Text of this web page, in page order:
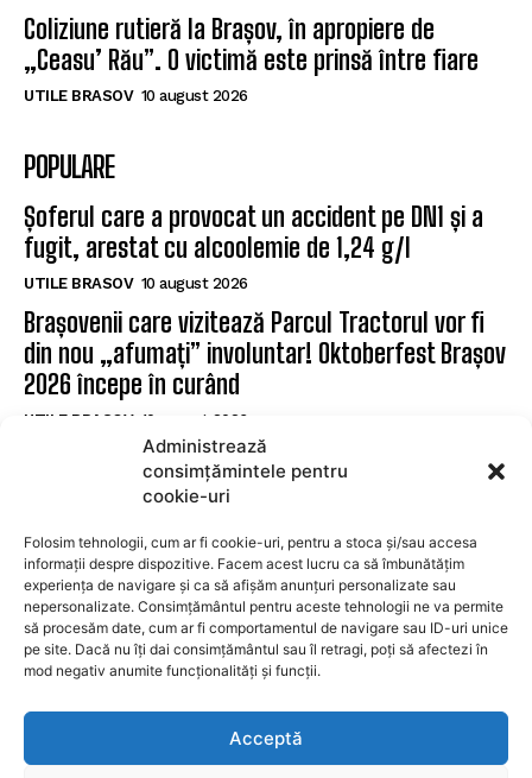
Administrează
consimțămintele pentru
cookie-uri
Folosim tehnologii, cum ar fi cookie-uri, pentru a stoca și/sau accesa
informații despre dispozitive. Facem acest lucru ca să îmbunătățim
experiența de navigare și ca să afișăm anunțuri personalizate sau
nepersonalizate. Consimțământul pentru aceste tehnologii ne va permite
să procesăm date, cum ar fi comportamentul de navigare sau ID-uri unice
pe site. Dacă nu îți dai consimțământul sau îl retragi, poți să afectezi în
mod negativ anumite funcționalități și funcții.
Acceptă
Coliziune rutieră la Brașov, în apropiere de
„Ceasu’ Rău”. O victimă este prinsă între fiare
UTILE BRASOV 10 august 2026
POPULARE
Șoferul care a provocat un accident pe DN1 și a
fugit, arestat cu alcoolemie de 1,24 g/l
UTILE BRASOV 10 august 2026
Brașovenii care vizitează Parcul Tractorul vor fi
din nou „afumați” involuntar! Oktoberfest Brașov
2026 începe în curând
UTILE BRASOV 10 august 2026
Coliziune rutieră la Brașov, în apropiere de
„Ceasu’ Rău”. O victimă este prinsă între fiare
SUBSCRIBE
I WANT IN